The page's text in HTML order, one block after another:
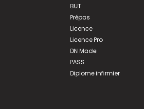
BUT
Prépas
Licence
Licence Pro
DN Made
PASS
Diplome infirmier